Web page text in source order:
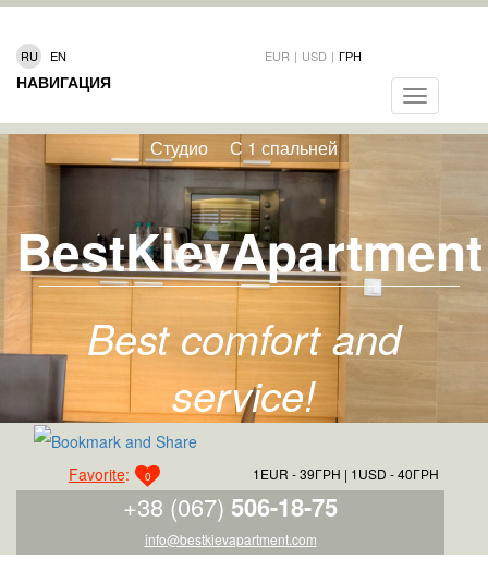
RU EN EUR | USD | ГРН
Toggle
navigation
НАВИГАЦИЯ
Студио С 1 спальней
BestKievApartment
Best comfort and
service!
Favorite: 0 1EUR - 39ГРН 1USD - 40ГРН
+38 (067) 506-18-75
info@bestkievapartment.com